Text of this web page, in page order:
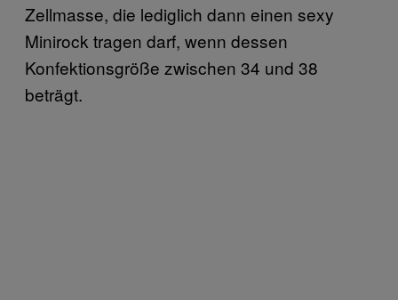
Zellmasse, die lediglich dann einen sexy
Minirock tragen darf, wenn dessen
Konfektionsgröße zwischen 34 und 38
beträgt.